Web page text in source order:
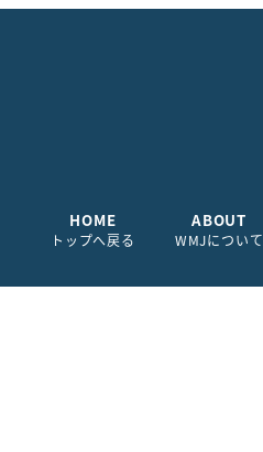
HOME
トップへ戻る
ABOUT
WMJについて